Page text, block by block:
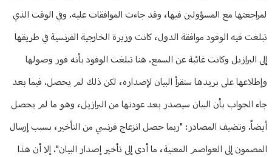
لمراجعتها مع المسؤولين فيها، وقد جاءت الموافقات عليه. وفي الوقت الذي
تبلغت فيه الوفود موافقة الدول، كانت وزيرة الخارجية الفرنسية في طريقها
إلى البرازيل وكانت غائبة عن السمع. هنا تبلغت الوفود بأنه فور وصولها
وإطلاعها على بريدها ستقرأ البيان لإصداره، لكن ذلك لم يحصل. فيما بعد
جاء الجواب بأن البيان سيصدر بعد عودتها من البرازيل، وهو ما لم يحصل
أيضاً. وتضيف المصادر: "ربما حصل انزعاج فرنسي من التأخير، بسبب إرسال
المضمون إلى العواصم المعنية، ما أدى إلى تأخير إصدار البيان". إلا أن هذا